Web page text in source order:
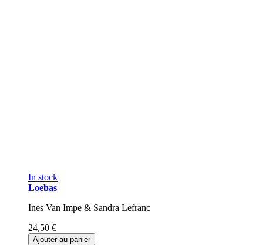
In stock
Loebas
Ines Van Impe & Sandra Lefranc
24,50 €
Ajouter au panier